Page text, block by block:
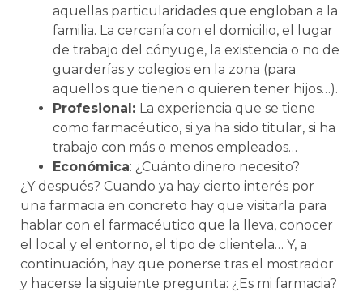
aquellas particularidades que engloban a la
familia. La cercanía con el domicilio, el lugar
de trabajo del cónyuge, la existencia o no de
guarderías y colegios en la zona (para
aquellos que tienen o quieren tener hijos…).
Profesional: La experiencia que se tiene
como farmacéutico, si ya ha sido titular, si ha
trabajo con más o menos empleados…
Económica: ¿Cuánto dinero necesito?
¿Y después? Cuando ya hay cierto interés por
una farmacia en concreto hay que visitarla para
hablar con el farmacéutico que la lleva, conocer
el local y el entorno, el tipo de clientela… Y, a
continuación, hay que ponerse tras el mostrador
y hacerse la siguiente pregunta: ¿Es mi farmacia?